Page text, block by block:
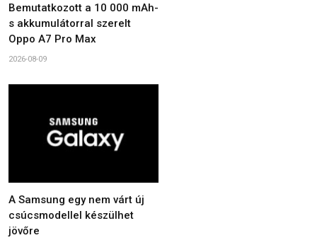
Bemutatkozott a 10 000 mAh-
s akkumulátorral szerelt
Oppo A7 Pro Max
2026-08-09
A Samsung egy nem várt új
csúcsmodellel készülhet
jövőre